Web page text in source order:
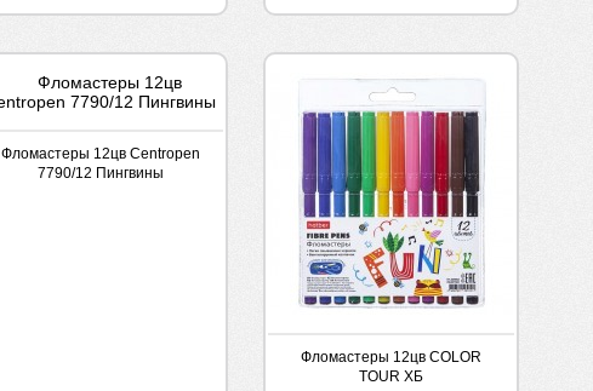
Фломастеры 12цв Centropen
7790/12 Пингвины
Фломастеры 12цв COLOR
TOUR ХБ